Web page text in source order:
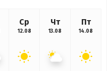
Ср
12.08
Чт
13.08
Пт
14.08